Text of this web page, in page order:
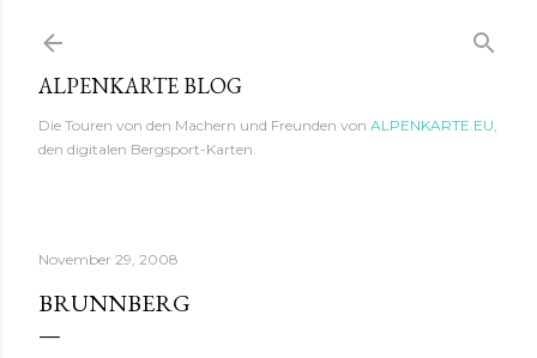
Direkt zum Hauptbereich
ALPENKARTE BLOG
Die Touren von den Machern und Freunden von ALPENKARTE.EU,
den digitalen Bergsport-Karten.
November 29, 2008
BRUNNBERG